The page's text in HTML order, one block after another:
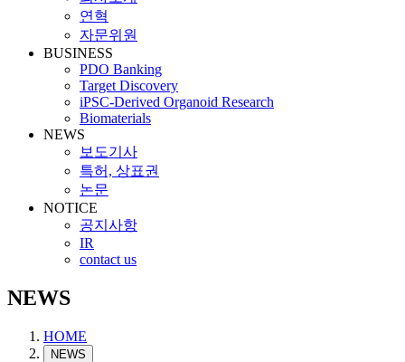
연혁
자문위원
BUSINESS
PDO Banking
Target Discovery
iPSC-Derived Organoid Research
Biomaterials
NEWS
보도기사
특허, 상표권
논문
NOTICE
공지사항
IR
contact us
NEWS
HOME
NEWS